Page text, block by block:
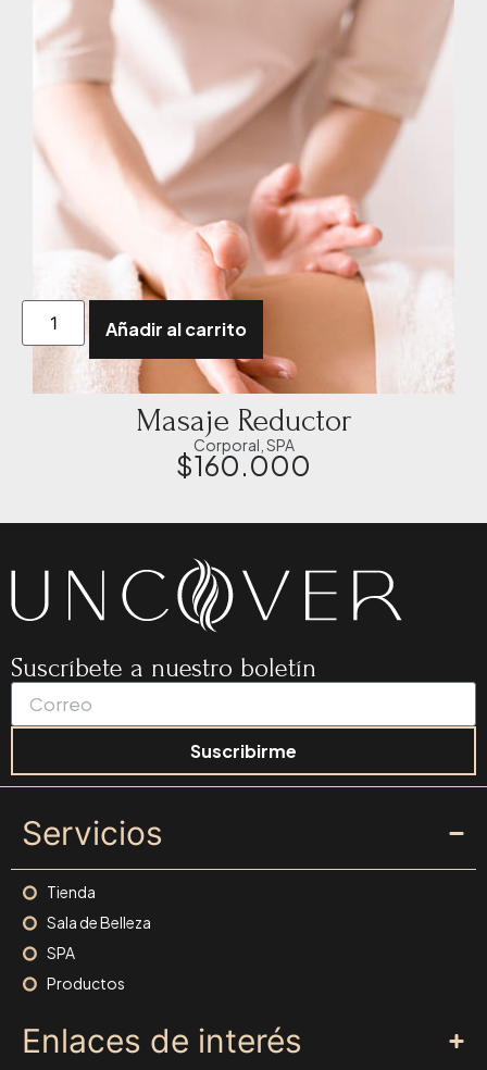
Añadir al carrito
Masaje Reductor
Corporal SPA
$160.000
Suscríbete a nuestro boletín
Suscribirme
Servicios
Tienda
Sala de Belleza
SPA
Productos
Enlaces de interés